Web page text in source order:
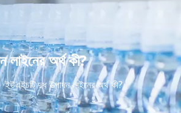
লাইনের অর্থ কী?
ইউএইচটি দুধ উত্পাদন লাইনের অর্থ কী?